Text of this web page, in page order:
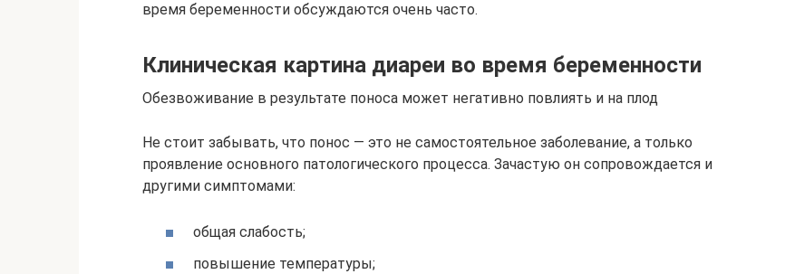
время беременности обсуждаются очень часто.
Клиническая картина диареи во время беременности
Обезвоживание в результате поноса может негативно повлиять и на плод
Не стоит забывать, что понос — это не самостоятельное заболевание, а только
проявление основного патологического процесса. Зачастую он сопровождается и
другими симптомами:
общая слабость;
повышение температуры;